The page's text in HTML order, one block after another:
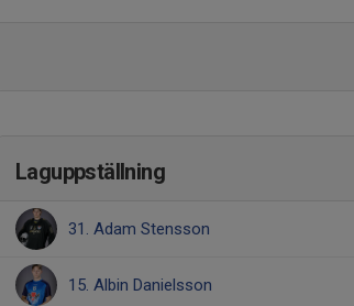
Laguppställning
31. Adam Stensson
15. Albin Danielsson